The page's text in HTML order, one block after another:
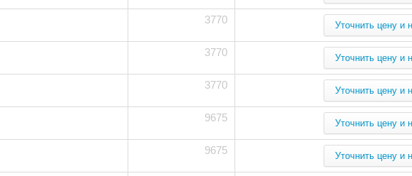
3770 Уточнить цену и
3770 Уточнить цену и
3770 Уточнить цену и
9675 Уточнить цену и
9675 Уточнить цену и